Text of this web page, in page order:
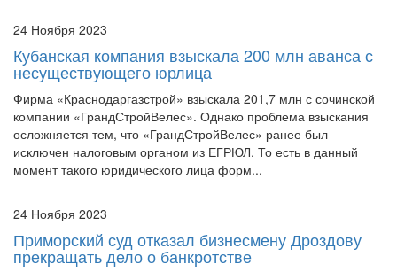
24 Ноября 2023
Кубанская компания взыскала 200 млн аванса с
несуществующего юрлица
Фирма «Краснодаргазстрой» взыскала 201,7 млн с сочинской
компании «ГрандСтройВелес». Однако проблема взыскания
осложняется тем, что «ГрандСтройВелес» ранее был
исключен налоговым органом из ЕГРЮЛ. То есть в данный
момент такого юридического лица форм...
24 Ноября 2023
Приморский суд отказал бизнесмену Дроздову
прекращать дело о банкротстве